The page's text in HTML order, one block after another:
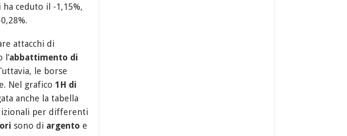
ceduto il -1,15%,
attacchi di
l’abbattimento di
le borse
Nel grafico 1H di
anche la tabella
per differenti
sono di argento e